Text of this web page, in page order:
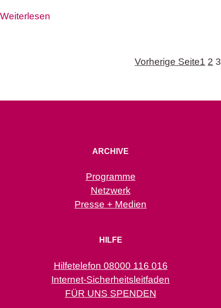
Weiterlesen
Vorherige Seite1 2 3
ARCHIVE
Programme
Netzwerk
Presse + Medien
HILFE
Hilfetelefon 08000 116 016
Internet-Sicherheitsleitfaden
FÜR UNS SPENDEN